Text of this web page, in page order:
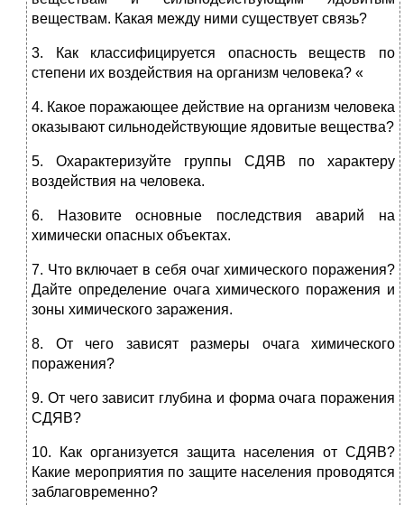
веществам. Какая между ними существует связь?
3. Как классифицируется опасность веществ по
степени их воздействия на организм человека? «
4. Какое поражающее действие на организм человека
оказывают сильнодействующие ядовитые вещества?
5. Охарактеризуйте группы СДЯВ по характеру
воздействия на человека.
6. Назовите основные последствия аварий на
химически опасных объектах.
7. Что включает в себя очаг химического поражения?
Дайте определение очага химического поражения и
зоны химического заражения.
8. От чего зависят размеры очага химического
поражения?
9. От чего зависит глубина и форма очага поражения
СДЯВ?
10. Как организуется защита населения от СДЯВ?
Какие мероприятия по защите населения проводятся
заблаговременно?